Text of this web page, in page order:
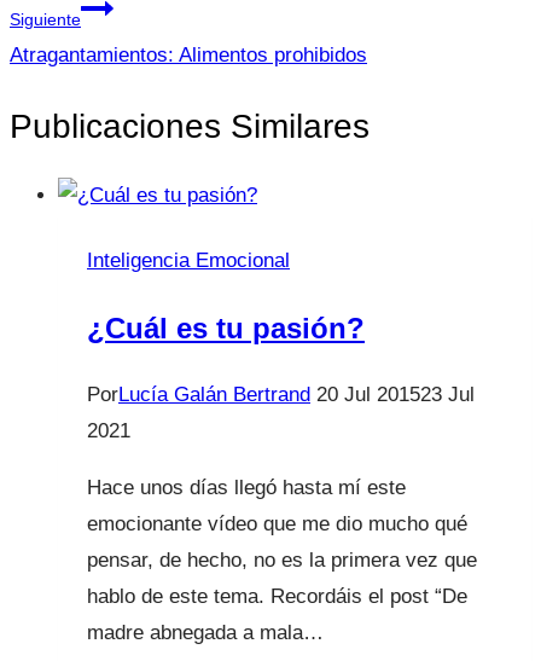
entradas
Siguiente
Atragantamientos: Alimentos prohibidos
Publicaciones Similares
Inteligencia Emocional
¿Cuál es tu pasión?
PorLucía Galán Bertrand 20 Jul 201523 Jul
2021
Hace unos días llegó hasta mí este
emocionante vídeo que me dio mucho qué
pensar, de hecho, no es la primera vez que
hablo de este tema. Recordáis el post “De
madre abnegada a mala…